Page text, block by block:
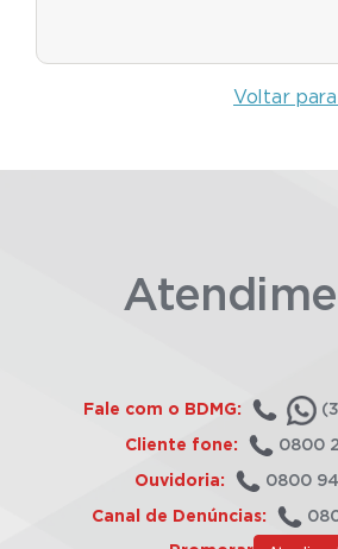
Voltar
Fale com o BDMG:
Cliente fone: 0800
Ouvidoria: 0800
Canal de Denúncias: